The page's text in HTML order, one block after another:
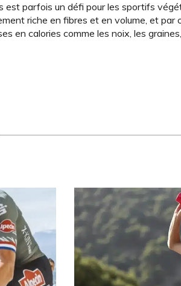
est parfois un défi pour les sportifs
riche en fibres et en volume, et par
en calories comme les noix, les